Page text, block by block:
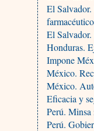
El
El
Honduras.
Impone
México.
México.
Eficacia y
Perú. Minsa
Perú.